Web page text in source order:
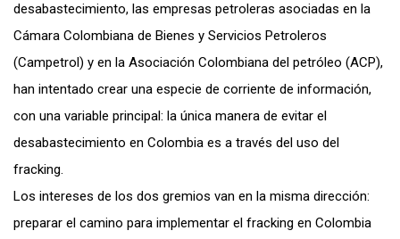
desabastecimiento, las empresas petroleras asociadas en la
Cámara Colombiana de Bienes y Servicios Petroleros
(Campetrol) y en la Asociación Colombiana del petróleo (ACP),
han intentado crear una especie de corriente de información,
con una variable principal: la única manera de evitar el
desabastecimiento en Colombia es a través del uso del
fracking.
Los intereses de los dos gremios van en la misma dirección:
preparar el camino para implementar el fracking en Colombia